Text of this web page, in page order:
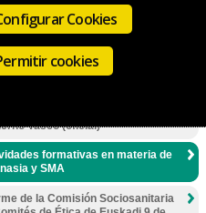
Cookies
cookies
de 24 de marzo de regulación de
de buenas prácticas en
Vasco (oficial)
formativas en materia de
y SMA
de la Comisión Sociosanitaria